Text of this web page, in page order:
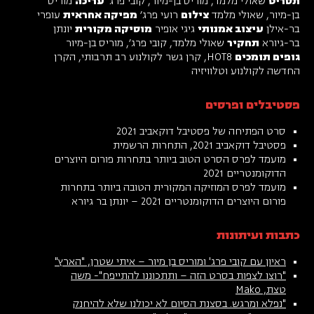
בן-מיור, שאולי מלמדצילום רועי פרג׳ מפיקה אחראית עופרי
בר-אילן עיצוב אמנותי גיגי אופיר מוסיקה מקורית יונתן
בר-גיורא תחקיר שאולי מלמד, קובי פרג׳, מוריס בן-מיור
גופים תומכים
HOT8, קרן גשר לקולנוע רב תרבותי, הקרן
החדשה לקולנוע וטלוויזיה
פסטיבלים ופרסים
סרט הפתיחה של פסטיבל דוקאביב 2021
פסטיבל דוקאביב 2021, התחרות הרשמית
מועמד לפרס הסרט הטוב ביותר בתחרות פורום היוצרים
הדוקומנטריים 2021
מועמד לפרס המוזיקה המקורית הטובה ביותר בתחרות
פורום היוצרים הדוקומנטריים 2021 – יונתן בר גיורא
כתבות ועיתונות
ראיון עם קובי פרג' ומוריס בן מיור – איתי שטרן, "הארץ"
"רוצו לצפות בסרט הזה – ותתכוננו להתייפח"- משה
טצת, Mako
"נפלא ומרגש. בסצנת הסיום לא יכולנו שלא להיחנק